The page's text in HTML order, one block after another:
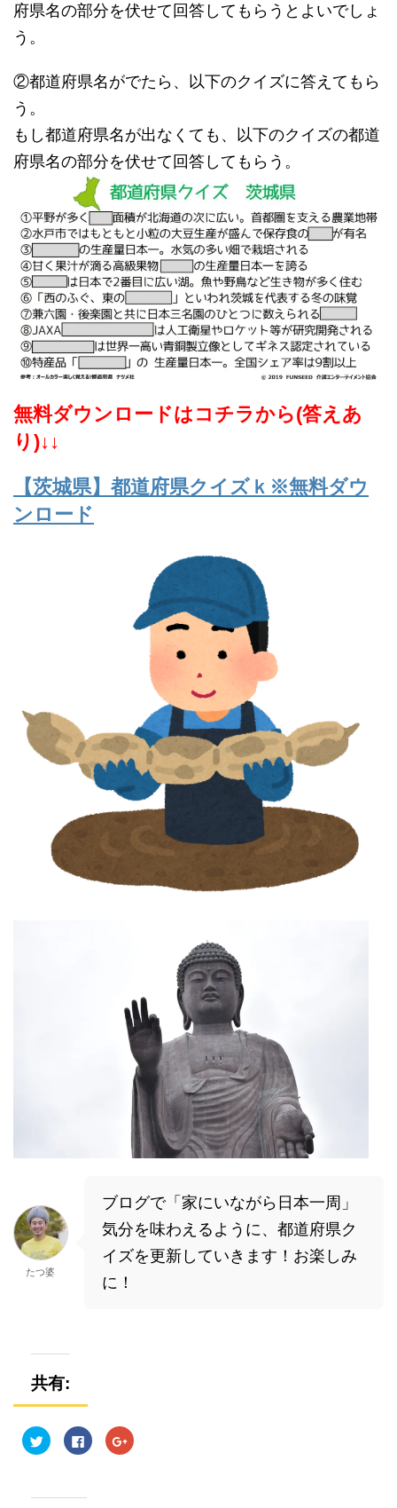
府県名の部分を伏せて回答してもらうとよいでしょ
う。
②都道府県名がでたら、以下のクイズに答えてもら
う。
もし都道府県名が出なくても、以下のクイズの都道
府県名の部分を伏せて回答してもらう。
無料ダウンロードはコチラから(答えあ
り)↓↓
【茨城県】都道府県クイズｋ※無料ダウ
ンロード
たつ婆
ブログで「家にいながら日本一周」
気分を味わえるように、都道府県ク
イズを更新していきます！お楽しみ
に！
共有:
ク
リ
T
F
a
o
ク
リ